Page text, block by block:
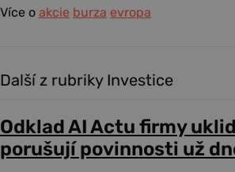
Více o akcie burza evropa
Další z rubriky Investice
Odklad AI Actu firmy
porušují povinnosti už